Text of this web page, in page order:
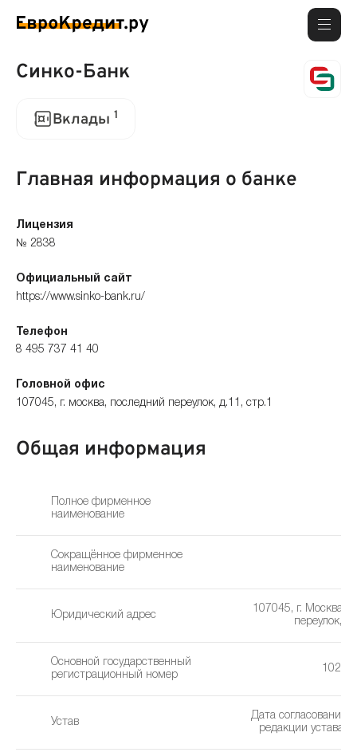
Синко-Банк
Вклады 1
Главная информация о банке
Лицензия
№ 2838
Официальный сайт
https://www.sinko-bank.ru/
Телефон
8 495 737 41 40
Головной офис
107045, г. москва, последний переулок, д.11, стр.1
Общая информация
Полное фирменное
наименование
Сокращённое фирменное
наименование
Юридический адрес
107045, г. Москва,
переулок,
Основной государственный
регистрационный номер
Устав
Дата согласования
редакции устава: